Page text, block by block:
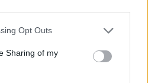
app uses one or more Google
behaviour. You may click to
and its third-party tags to
purposes in below Google
Opt Outs
Sharing of my
Το παιδί έφυγε τελικά
του 2022, μέσα στο
Κυριακού», μετά από